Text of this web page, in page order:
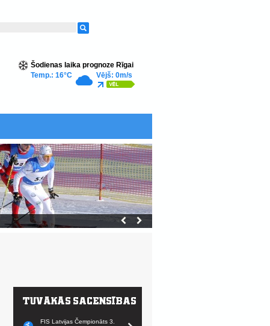
Šodienas laika prognoze Rīgai
Temp.: 16°C
Vējš: 0m/s
FIS Latvijas Čempionāts 3.